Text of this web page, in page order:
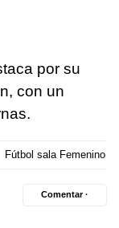
por su
con un
Fútbol sala Femenino
Comentar ·